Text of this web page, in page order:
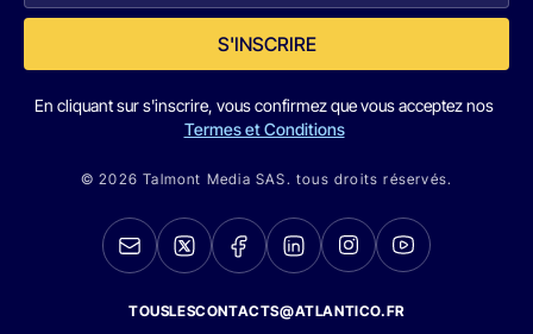
S'INSCRIRE
En cliquant sur s'inscrire, vous confirmez que vous acceptez nos
Termes et Conditions
© 2026 Talmont Media SAS. tous droits réservés.
TOUSLESCONTACTS@ATLANTICO.FR